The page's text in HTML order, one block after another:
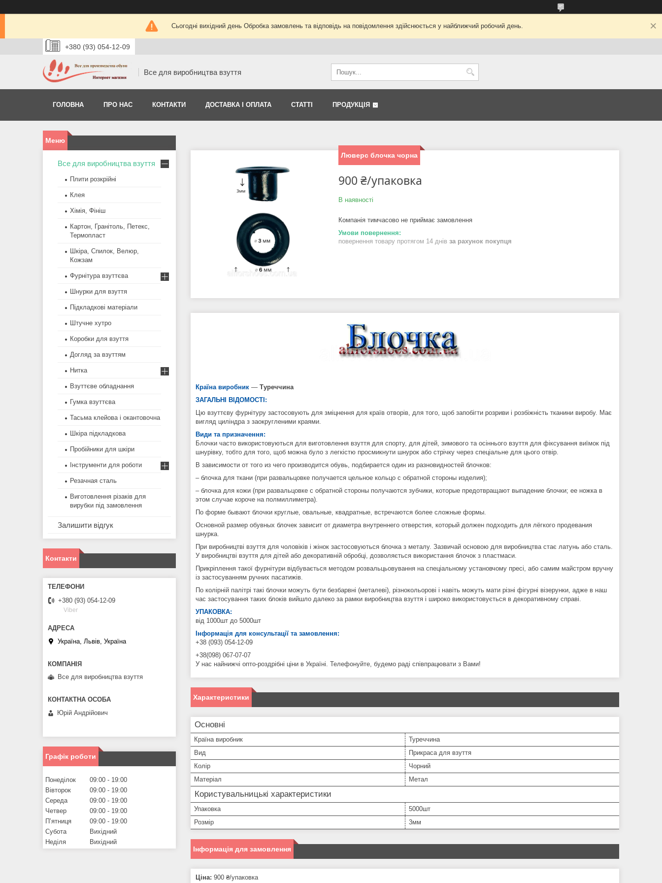
Сьогодні вихідний день Обробка замовлень та відповідь на повідомлення здійснюється у найближчий робочий день.
+380 (93) 054-12-09
Все для виробництва взуття
ГОЛОВНА ПРО НАС КОНТАКТИ ДОСТАВКА І ОПЛАТА СТАТТІ ПРОДУКЦІЯ
Люверс блочка чорна
900 ₴/упаковка
В наявності
Компанія тимчасово не приймає замовлення
повернення товару протягом 14 днів за рахунок покупця
Країна виробник — Туреччина
ЗАГАЛЬНІ ВІДОМОСТІ:
Цю взуттєву фурнітуру застосовують для зміцнення для країв отворів, для того, щоб запобігти розриви і розбіжність тканини виробу. Має
вигляд циліндра з заокругленими краями.
Види та призначення:
Блочки часто використовуються для виготовлення взуття для спорту, для дітей, зимового та осіннього взуття для фіксування виїмок під
шнурівку, тобто для того, щоб можна було з легкістю просмикнути шнурок або стрічку через спеціальне для цього отвір.
В зависимости от того из чего производится обувь, подбирается один из разновидностей блочков:
– блочка для ткани (при развальцовке получается цельное кольцо с обратной стороны изделия);
– блочка для кожи (при развальцовке с обратной стороны получаются зубчики, которые предотвращают выпадение блочки; ее ножка в
этом случае короче на полмиллиметра).
По форме бывают блочки круглые, овальные, квадратные, встречаются более сложные формы.
Основной размер обувных блочек зависит от диаметра внутреннего отверстия, который должен подходить для лёгкого продевания
шнурка.
При виробництві взуття для чоловіків і жінок застосовуються блочка з металу. Зазвичай основою для виробництва стає латунь або сталь.
У виробництві взуття для дітей або декоративній обробці, дозволяється використання блочок з пластмаси.
Прикріплення такої фурнітури відбувається методом розвальцьовування на спеціальному установчому пресі, або самим майстром вручну
із застосуванням ручних пасатижів.
По колірній палітрі такі блочки можуть бути безбарвні (металеві), різнокольорові і навіть можуть мати різні фігурні візерунки, адже в наш
час застосування таких блоків вийшло далеко за рамки виробництва взуття і широко використовується в декоративному справі.
УПАКОВКА:
від 1000шт до 5000шт
Інформація для консультації та замовлення:
+38 (093) 054-12-09
+38(098) 067-07-07
У нас найнижчі опто-роздрібні ціни в Україні. Телефонуйте, будемо раді співпрацювати з Вами!
Характеристики
Основні
Країна виробник
Туреччина
Вид
Прикраса для взуття
Колір
Чорний
Матеріал
Метал
Користувальницькі характеристики
Упаковка
5000шт
Розмір
3мм
Інформація для замовлення
Ціна: 900 ₴/упаковка
Все для виробництва взуття
Плити розкрійні
Клея
Хімія, Фініш
Картон, Гранітоль, Петекс,
Термопласт
Шкіра, Спилок, Велюр,
Кожзам
Фурнітура взуттєва
Шнурки для взуття
Підкладкові матеріали
Штучне хутро
Коробки для взуття
Догляд за взуттям
Нитка
Взуттєве обладнання
Гумка взуттєва
Тасьма клейова і окантовочна
Шкіра підкладкова
Пробійники для шкіри
Інструменти для роботи
Резачная сталь
Виготовлення різаків для
вирубки під замовлення
Залишити відгук
Контакти
+380 (93) 054-12-09
Viber
Україна, Львів, Україна
Все для виробництва взуття
Юрій Андрійович
Графік роботи
Понеділок 09:00
19:00
Вівторок
09:00
19:00
Середа
09:00
19:00
Четвер
09:00
19:00
Пʼятниця
09:00
19:00
Субота
Вихідний
Неділя
Вихідний